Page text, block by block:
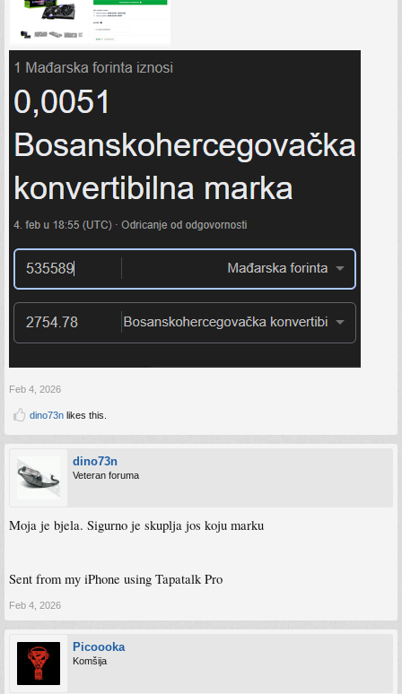
Feb 4, 2026
dino73n likes this.
dino73n
Veteran foruma
Moja je bjela. Sigurno je skuplja jos koju marku
Sent from my iPhone using Tapatalk Pro
Feb 4, 2026
Picoooka
Komšija